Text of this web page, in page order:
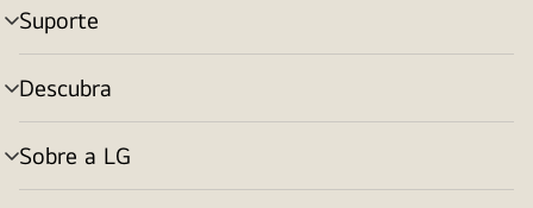
Suporte
alternar
menu
Descubra
alternar
menu
Sobre a LG
alternar
menu